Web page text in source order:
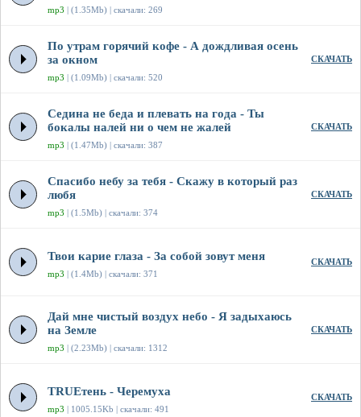
mp3 | (1.35Mb) | скачали: 269
По утрам горячий кофе - А дождливая осень
за окном
mp3 | (1.09Mb) | скачали: 520
СКАЧАТЬ
Седина не беда и плевать на года - Ты
бокалы налей ни о чем не жалей
mp3 | (1.47Mb) | скачали: 387
СКАЧАТЬ
Спасибо небу за тебя - Скажу в который раз
любя
mp3 | (1.5Mb) | скачали: 374
СКАЧАТЬ
Твои карие глаза - За собой зовут меня
mp3 | (1.4Mb) | скачали: 371
СКАЧАТЬ
Дай мне чистый воздух небо - Я задыхаюсь
на Земле
mp3 | (2.23Mb) | скачали: 1312
СКАЧАТЬ
TRUEтень - Черемуха
mp3 | 1005.15Kb | скачали: 491
СКАЧАТЬ